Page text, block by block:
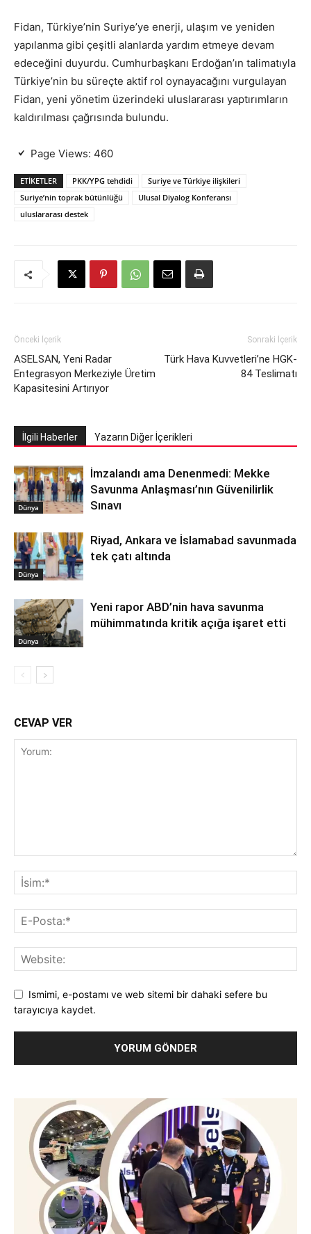
Fidan, Türkiye’nin Suriye’ye enerji, ulaşım ve yeniden
yapılanma gibi çeşitli alanlarda yardım etmeye devam
edeceğini duyurdu. Cumhurbaşkanı Erdoğan’ın talimatıyla
Türkiye’nin bu süreçte aktif rol oynayacağını vurgulayan
Fidan, yeni yönetim üzerindeki uluslararası yaptırımların
kaldırılması çağrısında bulundu.
Page Views: 460
ETIKETLER PKK/YPG tehdidi
Suriye ve Türkiye ilişkileri
Suriye’nin toprak bütünlüğü
Ulusal Diyalog Konferansı
uluslararası destek
Önceki İçerik
ASELSAN, Yeni Radar
Entegrasyon Merkeziyle Üretim
Kapasitesini Artırıyor
Sonraki İçerik
Türk Hava Kuvvetleri’ne HGK-
84 Teslimatı
İlgili Haberler Yazarın Diğer İçerikleri
Dünya
İmzalandı ama Denenmedi: Mekke
Savunma Anlaşması’nın Güvenilirlik
Sınavı
Dünya
Riyad, Ankara ve İslamabad savunmada
tek çatı altında
Dünya
Yeni rapor ABD’nin hava savunma
mühimmatında kritik açığa işaret etti
CEVAP VER
Ismimi, e-postamı ve web sitemi bir dahaki sefere bu
tarayıcıya kaydet.